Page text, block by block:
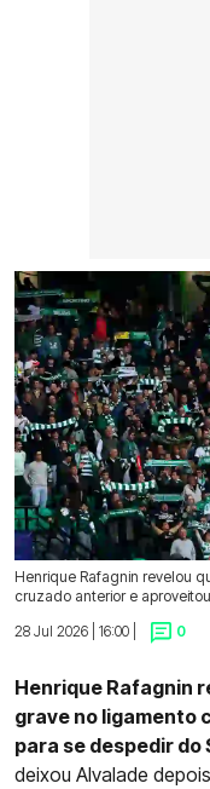
Henrique Rafagnin revelou
cruzado anterior e
28 Jul 2026 | 16:00 |
0
Henrique Rafagnin
grave no ligamento
para se despedir do
deixou Alvalade